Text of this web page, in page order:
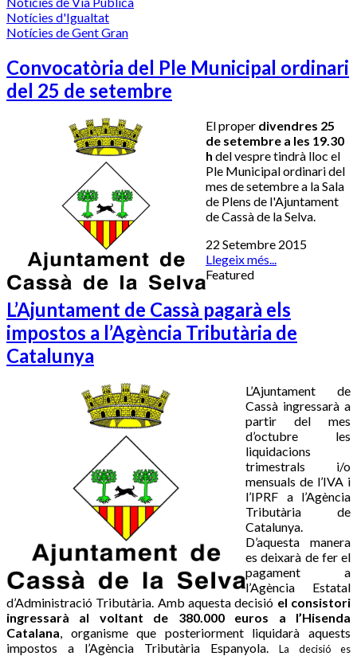
Notícies d'Igualtat
Notícies de Gent Gran
Convocatòria del Ple Municipal ordinari
del 25 de setembre
El proper divendres 25
de setembre a les 19.30
h del vespre tindrà lloc el
Ple Municipal ordinari del
mes de setembre a la Sala
de Plens de l'Ajuntament
de Cassà de la Selva.
22 Setembre 2015
Llegeix més...
Featured
L’Ajuntament de Cassà pagarà els
impostos a l’Agència Tributària de
Catalunya
L’Ajuntament de
Cassà ingressarà a
partir del mes
d’octubre les
liquidacions
trimestrals i/o
mensuals de l’IVA i
l’IPRF a l’Agència
Tributària de
Catalunya.
D’aquesta manera
es deixarà de fer el
pagament a
l’Agència Estatal
d’Administració Tributària. Amb aquesta decisió el consistori
ingressarà al voltant de 380.000 euros a l’Hisenda
Catalana , organisme que posteriorment liquidarà aquests
impostos a l’Agència Tributària Espanyola. La decisió es